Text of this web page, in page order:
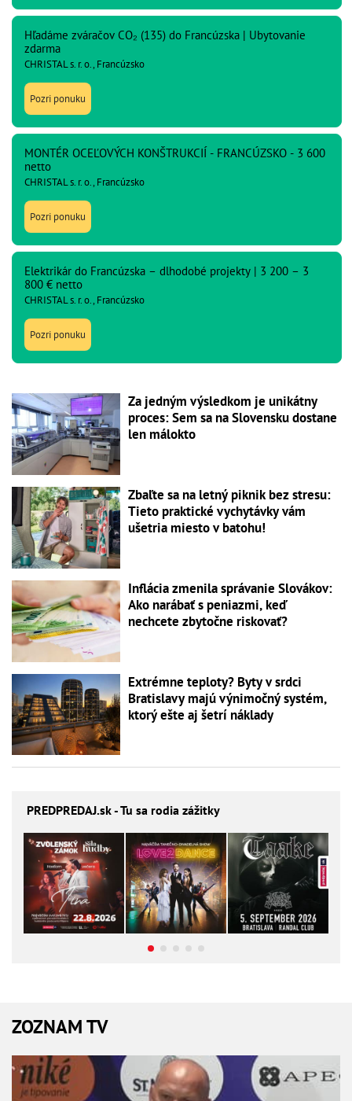
Hľadáme zváračov CO₂ (135) do Francúzska | Ubytovanie
zdarma
CHRISTAL s. r. o., Francúzsko
Pozri ponuku
MONTÉR OCEĽOVÝCH KONŠTRUKCIÍ - FRANCÚZSKO - 3 600
netto
CHRISTAL s. r. o., Francúzsko
Pozri ponuku
Elektrikár do Francúzska – dlhodobé projekty | 3 200 – 3
800 € netto
CHRISTAL s. r. o., Francúzsko
Pozri ponuku
Za jedným výsledkom je unikátny
proces: Sem sa na Slovensku dostane
len málokto
Zbaľte sa na letný piknik bez stresu:
Tieto praktické vychytávky vám
ušetria miesto v batohu!
Inflácia zmenila správanie Slovákov:
Ako narábať s peniazmi, keď
nechcete zbytočne riskovať?
Extrémne teploty? Byty v srdci
Bratislavy majú výnimočný systém,
ktorý ešte aj šetrí náklady
PREDPREDAJ.sk - Tu sa rodia zážitky
ZOZNAM TV